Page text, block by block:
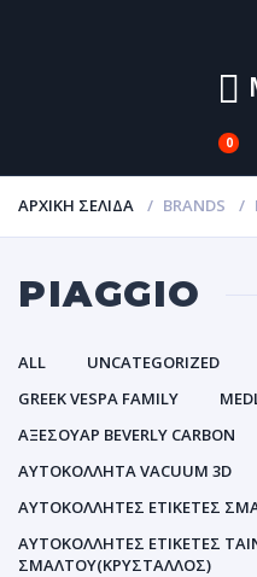
0
ΑΡΧΙΚΉ ΣΕΛΊΔΑ BRANDS
PIAGGIO
ALL UNCATEGORIZED
GREEK VESPA FAMILY
ΑΞΕΣΟΥΑΡ BEVERLY CARBON
ΑΥΤΟΚΌΛΛΗΤΑ VACUUM 3D
ΑΥΤΟΚΌΛΛΗΤΕΣ ΕΤΙΚΈΤΕΣ
ΑΥΤΟΚΌΛΛΗΤΕΣ ΕΤΙΚΈΤΕΣ
ΣΜΆΛΤΟΥ(ΚΡΎΣΤΑΛΛΟΣ)